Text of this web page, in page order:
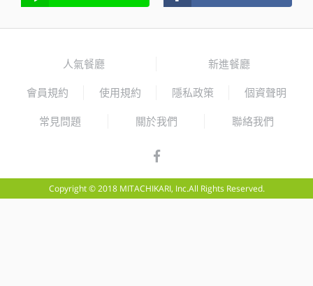
人氣餐廳 新進餐廳
會員規約 使用規約 隱私政策 個資聲明
常見問題 關於我們 聯絡我們
Copyright © 2018 MITACHIKARI, Inc.All Rights Reserved.